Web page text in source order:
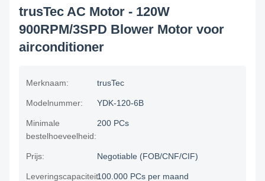
trusTec AC Motor - 120W
900RPM/3SPD Blower Motor voor
airconditioner
Merknaam: trusTec
Modelnummer: YDK-120-6B
Minimale
bestelhoeveelheid:
200 PCs
Prijs: Negotiable (FOB/CNF/CIF)
Leveringscapaciteit:100.000 PCs per maand